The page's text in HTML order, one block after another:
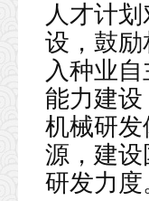
人才计
设，鼓
入种业
能力建
机械研
源，建
研发力度